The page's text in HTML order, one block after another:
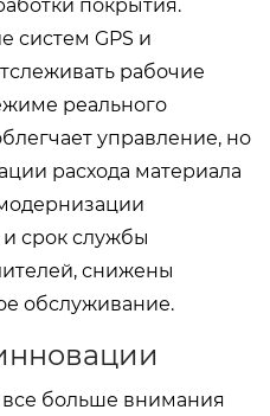
покрытия.
систем GPS и
рабочие
реального
управление, но
расхода материала
срок службы
, снижены
обслуживание.
больше внимания